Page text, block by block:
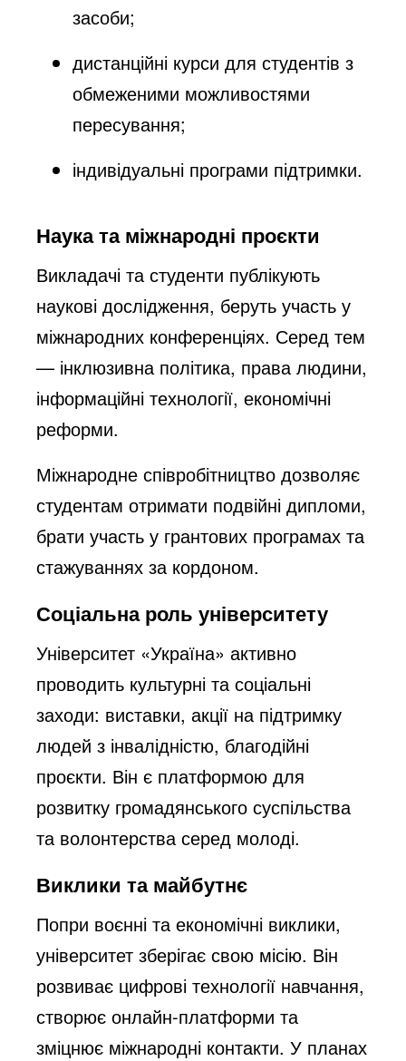
засоби;
дистанційні курси для студентів з
обмеженими можливостями
пересування;
індивідуальні програми підтримки.
Наука та міжнародні проєкти
Викладачі та студенти публікують
наукові дослідження, беруть участь у
міжнародних конференціях. Серед тем
— інклюзивна політика, права людини,
інформаційні технології, економічні
реформи.
Міжнародне співробітництво дозволяє
студентам отримати подвійні дипломи,
брати участь у грантових програмах та
стажуваннях за кордоном.
Соціальна роль університету
Університет «Україна» активно
проводить культурні та соціальні
заходи: виставки, акції на підтримку
людей з інвалідністю, благодійні
проєкти. Він є платформою для
розвитку громадянського суспільства
та волонтерства серед молоді.
Виклики та майбутнє
Попри воєнні та економічні виклики,
університет зберігає свою місію. Він
розвиває цифрові технології навчання,
створює онлайн-платформи та
зміцнює міжнародні контакти. У планах